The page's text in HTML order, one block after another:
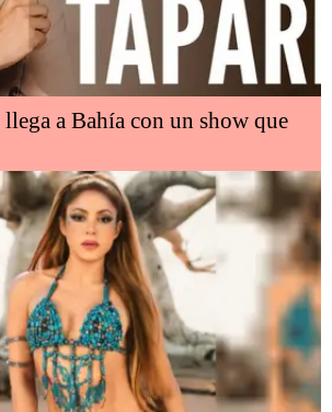
a Bahía con un show que